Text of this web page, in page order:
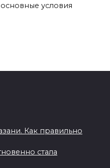
условия
Как правильно
стала